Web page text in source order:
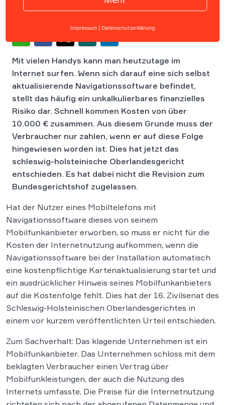
Mit vielen Handys kann man heutzutage im
Internet surfen. Wenn sich darauf eine sich selbst
aktualisierende Navigationssoftware befindet,
stellt das häufig ein unkalkulierbares finanzielles
Risiko dar. Schnell kommen Kosten von über
10.000 € zusammen. Aus diesem Grunde muss der
Verbraucher nur zahlen, wenn er auf diese Folge
hingewiesen worden ist. Dies hat jetzt das
schleswig-holsteinische Oberlandesgericht
entschieden. Es hat dabei nicht die Revision zum
Bundesgerichtshof zugelassen.
Hat der Nutzer eines Mobiltelefons mit
Navigationssoftware dieses von seinem
Mobilfunkanbieter erworben, so muss er nicht für die
Kosten der Internetnutzung aufkommen, wenn die
Navigationssoftware bei der Installation automatisch
eine kostenpflichtige Kartenaktualisierung startet und
ein ausdrücklicher Hinweis seines Mobilfunkanbieters
auf die Kostenfolge fehlt. Dies hat der 16. Zivilsenat des
Schleswig-Holsteinischen Oberlandesgerichtes in
einem vor kurzem veröffentlichten Urteil entschieden.
Zum Sachverhalt: Das klagende Unternehmen ist ein
Mobilfunkanbieter. Das Unternehmen schloss mit dem
beklagten Verbraucher einen Vertrag über
Mobilfunkleistungen, der auch die Nutzung des
Internets umfasste. Die Preise für die Internetnutzung
Impressum Datenschutzerklärung